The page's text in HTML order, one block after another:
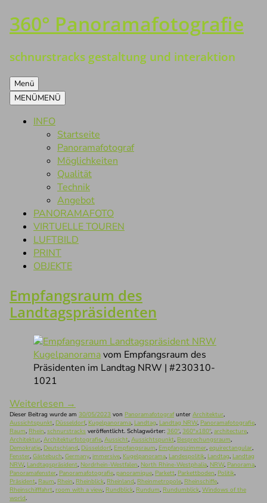
Zum
Inhalt
360° Panoramafotografie
schnurstracks gestaltung und interaktion
Menü
MENÜMENÜ
INFO
Startseite
Panoramafotograf
Möglichkeiten
Qualität
Technik
Angebot
PANORAMAFOTO
VIRTUELLE TOUREN
LUFTBILD
PRINT
OBJEKTE
Empfangsraum des
Landtagspräsidenten
Kugelpanoramavom Empfangsraum des
Präsidenten im Landtag NRW | #230310-
1021
Weiterlesen →
Dieser Beitrag wurde am 30/05/2023 von Panoramafotografunter Architektur,
Aussichtspunkt, Düsseldorf, Kugelpanorama, Landtag, Landtag NRW, Panoramafotografie,
Raum, Rhein, schnurstracks veröffentlicht. Schlagwörter: 360°, 360°x180°, architecture,
Architektur, Architekturfotografie, Aussicht, Aussichtspunkt, Besprechungsraum,
Demokratie, Deutschland, Düsseldorf, Empfangsraum, Empfangszimmer, equirectangular,
Fenster, Gästebuch, Germany, immersive, Kugelpanorama, Landespolitik, Landtag, Landtag
NRW, Landtagspräsident, Nordrhein-Westfalen, North Rhine-Westphalia, NRW, Panorama,
Panoramafenster, Panoramafotografie, panoramique, Parkett, Parkettboden, Politik,
Präsident, Raum, Rhein, Rheinblick, Rheinland, Rheinmetropole, Rheinschiffe,
Rheinschifffahrt, room with a view, Rundblick, Rundum, Rundumblick, Windows of the
world.